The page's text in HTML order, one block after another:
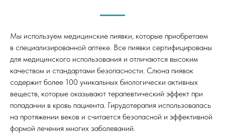
Мы используем медицинские пиявки, которые приобретаем
в специализированной аптеке. Все пиявки сертифицированы
для медицинского использования и отличаются высоким
качеством и стандартами безопасности. Слюна пиявок
содержит более 100 уникальных биологически активных
веществ, которые оказывают терапевтический эффект при
попадании в кровь пациента. Гирудотерапия использовалась
на протяжении веков и считается безопасной и эффективной
формой лечения многих заболеваний.